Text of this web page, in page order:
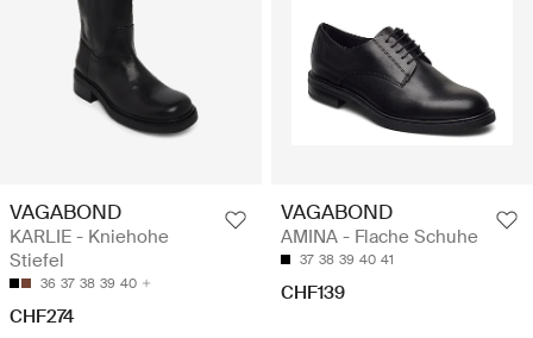
VAGABOND
KARLIE - Kniehohe
Stiefel
36 37 38 39 40
CHF274
VAGABOND
AMINA - Flache Schuhe
37 38 39 40 41
CHF139